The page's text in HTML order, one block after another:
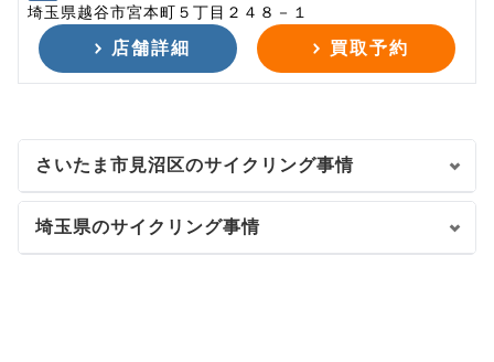
埼玉県越谷市宮本町５丁目２４８－１
店舗詳細 買取予約
さいたま市見沼区のサイクリング事情
埼玉県のサイクリング事情